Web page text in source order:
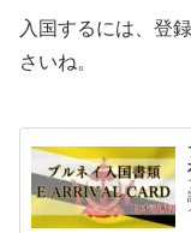
入国するには、登
さいね。